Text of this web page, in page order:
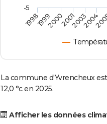
199819992000200120032004
-5
La commune d'Yvrencheux
12,0 °c en 2025.
Afficher les données